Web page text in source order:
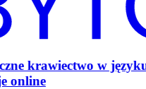
krawiectwo w
online